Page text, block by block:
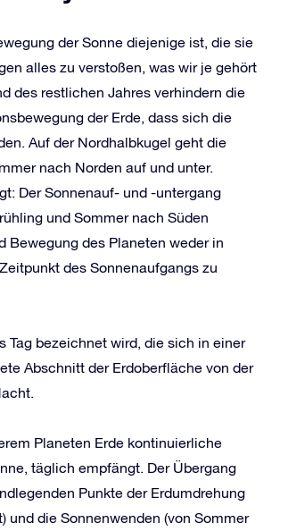
der Sonne diejenige ist, die sie
alles zu verstoßen, was wir je gehört
des restlichen Jahres verhindern die
der Erde, dass sich die
Auf der Nordhalbkugel geht die
nach Norden auf und unter.
Der Sonnenauf- und -untergang
und Sommer nach Süden
Bewegung des Planeten weder in
des Sonnenaufgangs zu
Tag bezeichnet wird, die sich in einer
Abschnitt der Erdoberfläche von der
Planeten Erde kontinuierliche
täglich empfängt. Der Übergang
Punkte der Erdumdrehung
und die Sonnenwenden (von Sommer